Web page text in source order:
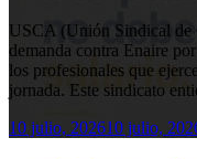
USCA (Unión Sindical de
demanda contra Enaire
los profesionales que
jornada. Este sindicato
10 julio, 202610 julio,